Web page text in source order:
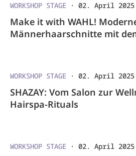
WORKSHOP STAGE · 02. April 2025
Make it with WAHL!
Männerhaarschnitte mit
WORKSHOP STAGE · 02. April 2025
SHAZAY: Vom Salon zur
Hairspa-Rituals
WORKSHOP STAGE · 02. April 2025